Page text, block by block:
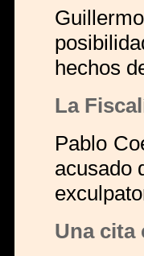
hechos
La
Pablo
acusado
Una cita